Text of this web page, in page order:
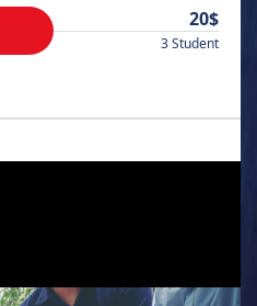
20$
3 Student